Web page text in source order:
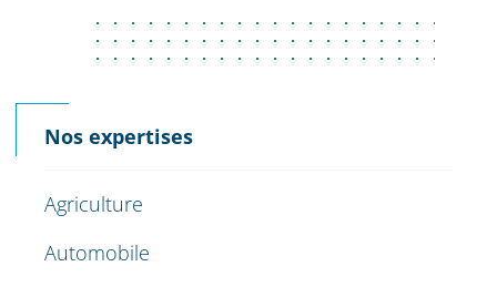
Nos expertises
Agriculture
Automobile